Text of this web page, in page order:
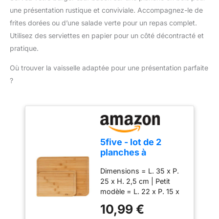
amovible se vide et se
remet en place
facilement - Le couvercle
dans les fentes entre les
utilisations
variable qui centrent les
tranches pour un dorage
uniforme ACCESSOIRE
RÉCHAUFFE-
réchauffer les petits
CHAUD EN QUELQUES
SECONDES : Du pain
toujours prêt à déguster
avec ces fonctions ;
secondes ; Grille
directement le pain
congelé NETTOYAGE
SÛRE : Le Grille pain est
une présentation rustique et conviviale. Accompagnez-le de
frites dorées ou d’une salade verte pour un repas complet.
Utilisez des serviettes en papier pour un côté décontracté et
pratique.
Où trouver la vaisselle adaptée pour une présentation parfaite
?
5five - lot de 2
planches à
Dimensions = L. 35 x P.
25 x H. 2,5 cm | Petit
modèle = L. 22 x P. 15 x
= L. 35 x P. 25 x H.
10,99 €